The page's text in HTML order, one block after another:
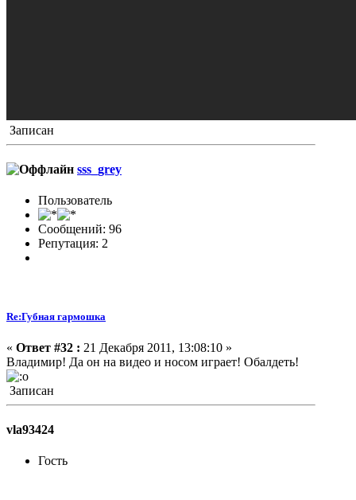
Записан
sss_grey
Пользователь
Сообщений: 96
Репутация: 2
Re:Губная гармошка
« Ответ #32 : 21 Декабря 2011, 13:08:10 »
Владимир! Да он на видео и носом играет! Обалдеть!
Записан
vla93424
Гость